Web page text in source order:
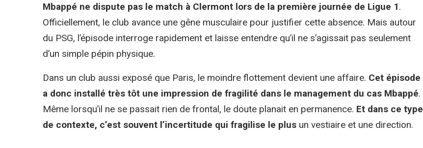
Mbappé ne dispute pas le match à Clermont lors de la première journée de Ligue 1.
Officiellement, le club avance une gêne musculaire pour justifier cette absence. Mais autour
du PSG, l’épisode interroge rapidement et laisse entendre qu’il ne s’agissait pas seulement
d’un simple pépin physique.
Dans un club aussi exposé que Paris, le moindre flottement devient une affaire. Cet épisode
a donc installé très tôt une impression de fragilité dans le management du cas Mbappé.
Même lorsqu’il ne se passait rien de frontal, le doute planait en permanence. Et dans ce type
de contexte, c’est souvent l’incertitude qui fragilise le plus un vestiaire et une direction.